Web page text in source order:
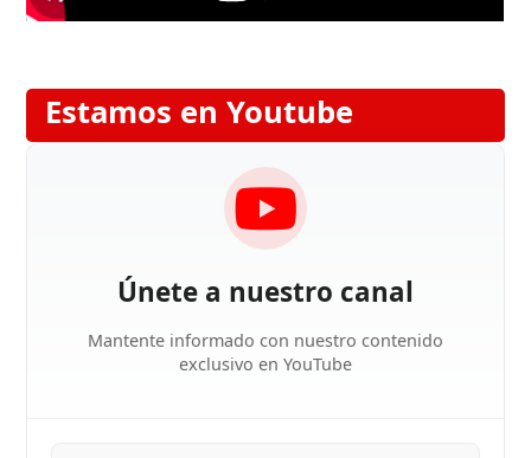
Estamos en Youtube
Únete a nuestro canal
Mantente informado con nuestro contenido
exclusivo en YouTube